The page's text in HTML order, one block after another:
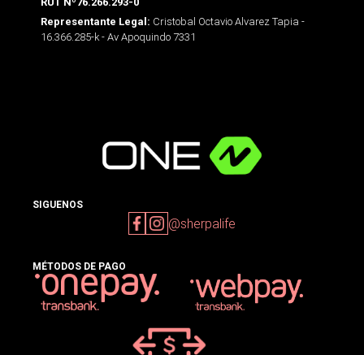
Representante Legal: Cristobal Octavio Alvarez Tapia -
16.366.285-k - Av Apoquindo 7331
SIGUENOS
@sherpalife
MÉTODOS DE PAGO